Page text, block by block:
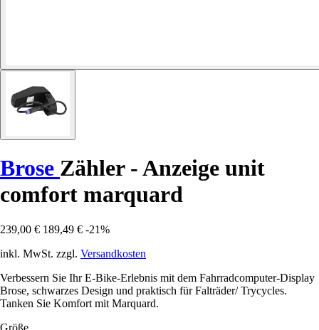
Brose Zähler - Anzeige unit
comfort marquard
239,00 € 189,49 € -21%
inkl. MwSt. zzgl. Versandkosten
Verbessern Sie Ihr E-Bike-Erlebnis mit dem Fahrradcomputer-Display
Brose, schwarzes Design und praktisch für Falträder/ Trycycles.
Tanken Sie Komfort mit Marquard.
Größe